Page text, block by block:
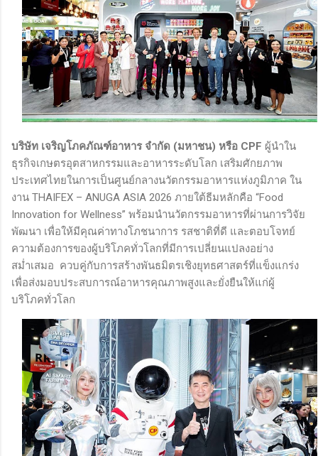
บริษัท เจริญโภคภัณฑ์อาหาร จำกัด (มหาชน) หรือ CPF ผู้นำใน
ธุรกิจเกษตรอุตสาหกรรมและอาหารระดับโลก เสริมศักยภาพ
ประเทศไทยในการเป็นศูนย์กลางนวัตกรรมอาหารแห่งภูมิภาค ใน
งาน THAIFEX – ANUGA ASIA 2026 ภายใต้ธีมหลักคือ “Food
Innovation for Wellness” พร้อมนำนวัตกรรมอาหารที่ผ่านการวิจัย
พัฒนา เพื่อให้มีคุณค่าทางโภชนาการ รสชาติที่ดี และตอบโจทย์
ความต้องการของผู้บริโภคทั่วโลกที่มีการเปลี่ยนแปลงอย่าง
สม่ำเสมอ ควบคู่กับการสร้างพันธมิตรเชิงยุทธศาสตร์ที่แข็งแกร่ง
เพื่อส่งมอบประสบการณ์อาหารคุณภาพสูงและยั่งยืนให้แก่ผู้
บริโภคทั่วโลก